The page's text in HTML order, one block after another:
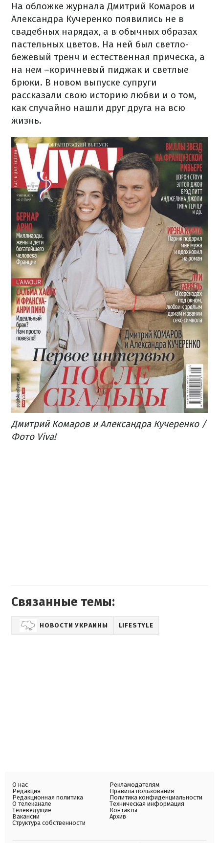
На обложке журнала Дмитрий Комаров и
Александра Кучеренко появились не в
свадебных нарядах, а в обычных образах
пастельных цветов. На ней был светло-
бежевый тренч и естественная прическа, а
на нем –коричневый пиджак и светлые
брюки. В новом выпуске супруги
рассказали свою историю любви и о том,
как случайно нашли друг друга на всю
жизнь.
Дмитрий Комаров и Александра Кучеренко​ /
Фото Viva!
Связанные темы:
НОВОСТИ УКРАИНЫ LIFESTYLE
О нас
Редакция
Редакционная политика
О телеканале
Телеведущие
Вакансии
Структура собственности
Рекламодателям
Правила пользования
Политика конфиденциальности
Техническая информация
Контакты
Архив